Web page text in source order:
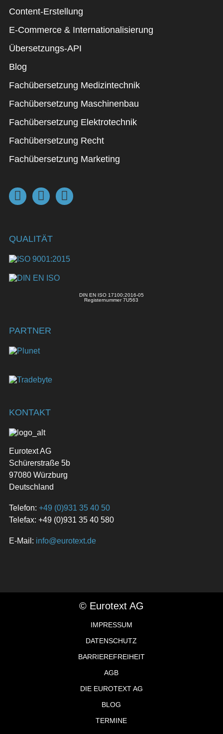
Content-Erstellung
E-Commerce & Internationalisierung
Übersetzungs-API
Blog
Fachübersetzung Medizintechnik
Fachübersetzung Maschinenbau
Fachübersetzung Elektrotechnik
Fachübersetzung Recht
Fachübersetzung Marketing
QUALITÄT
DIN EN ISO 17100:2016-05
Registernummer 7U563
PARTNER
KONTAKT
Eurotext AG
Schürerstraße 5b
97080 Würzburg
Deutschland
Telefon: +49 (0)931 35 40 50
Telefax: +49 (0)931 35 40 580
E-Mail: info@eurotext.de
© Eurotext AG
IMPRESSUM
DATENSCHUTZ
BARRIEREFREIHEIT
AGB
DIE EUROTEXT AG
BLOG
TERMINE